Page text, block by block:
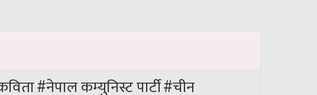
#नेपाल कम्युनिस्ट पार्टी#चीन